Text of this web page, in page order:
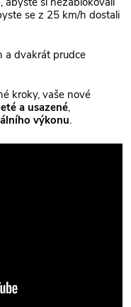
se z 25 km/h dostali
a dvakrát prudce
kroky, vaše nové
a usazené,
výkonu.